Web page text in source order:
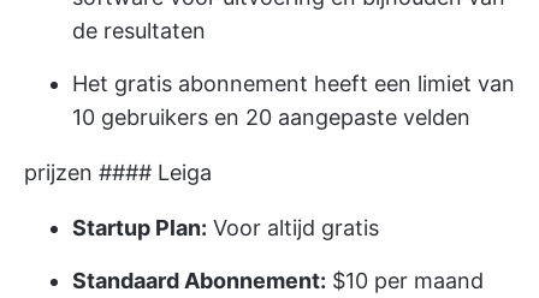
de resultaten
Het gratis abonnement heeft een limiet van
10 gebruikers en 20 aangepaste velden
prijzen #### Leiga
Startup Plan: Voor altijd gratis
Standaard Abonnement: $10 per maand